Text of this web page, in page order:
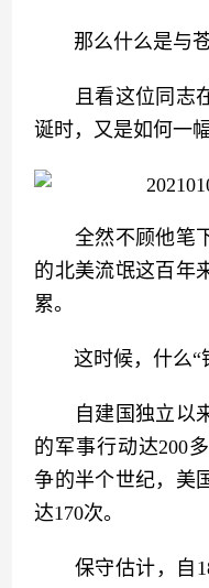
那么什么是与苍
且看这位同志在
诞时，又是如何一
全然不顾他笔下
的北美流氓这百年
累。
这时候，什么“错
自建国独立以来
的军事行动达200
争的半个世纪，美
达170次。
保守估计，自